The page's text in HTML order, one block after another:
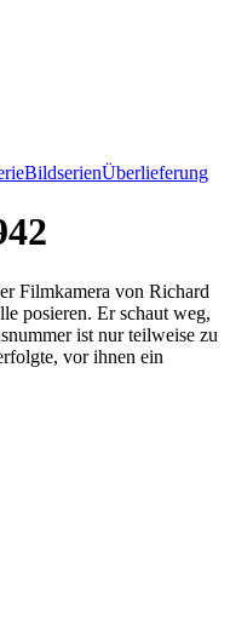
BildserienÜberlieferung
Filmkamera von Richard
posieren. Er schaut weg,
ist nur teilweise zu
vor ihnen ein